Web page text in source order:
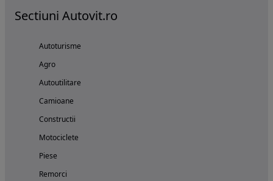
Sectiuni Autovit.ro
Autoturisme
Agro
Autoutilitare
Camioane
Constructii
Motociclete
Piese
Remorci